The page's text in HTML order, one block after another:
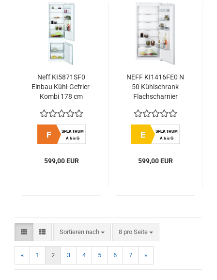
Neff KI5871SF0
Einbau Kühl-Gefrier-
Kombi 178 cm
LowFrost BigBox
LED
F
SPEKTRUM
A bis G
599,00 EUR
NEFF KI1416FE0 N
50 Kühlschrank
Flachscharnier
E
SPEKTRUM
A bis G
599,00 EUR
Sortieren nach
Sortieren nach 8 pro Seite
pro Seite
« 1 2 3 4 5 6 7 »